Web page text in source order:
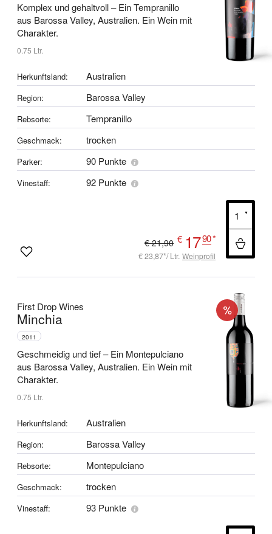
Komplex und gehaltvoll –Ein Tempranillo
aus Barossa Valley, Australien. Ein Wein mit
Charakter.
0.75 Ltr.
Herkunftsland: Australien
Region: Barossa Valley
Rebsorte: Tempranillo
Geschmack: trocken
Parker: 90 Punkte
Vinestaff: 92 Punkte
€ 21,90 € 1790*
€ 23,87*/ Ltr. Weinprofil
First Drop Wines
Minchia
2011
Geschmeidig und tief –Ein Montepulciano
aus Barossa Valley, Australien. Ein Wein mit
Charakter.
0.75 Ltr.
Herkunftsland: Australien
Region: Barossa Valley
Rebsorte: Montepulciano
Geschmack: trocken
Vinestaff: 93 Punkte